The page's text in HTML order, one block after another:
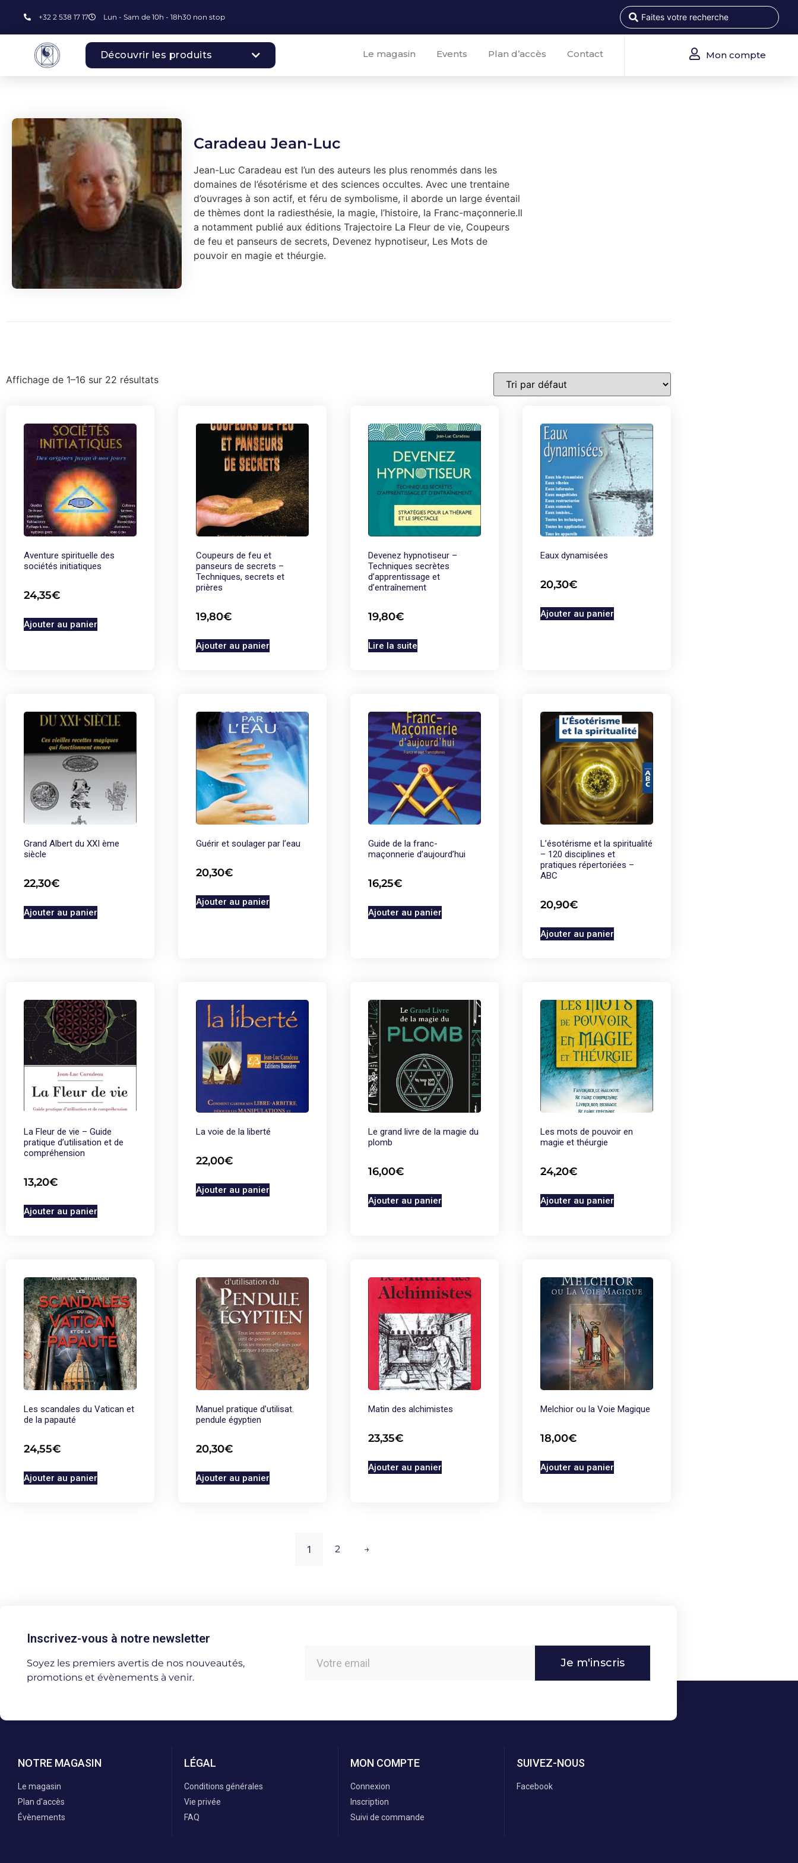
+32 2 538 17 17 Lun - Sam de 10h - 18h30 non stop
Découvrir les produits Le magasin Events Plan d’accès Contact Mon compte
Caradeau Jean-Luc
Jean-Luc Caradeau est l’un des auteurs les plus renommés dans les
domaines de l’ésotérisme et des sciences occultes. Avec une trentaine
d’ouvrages à son actif, et féru de symbolisme, il aborde un large éventail
de thèmes dont la radiesthésie, la magie, l’histoire, la Franc-maçonnerie.Il
a notamment publié aux éditions Trajectoire La Fleur de vie, Coupeurs
de feu et panseurs de secrets, Devenez hypnotiseur, Les Mots de
pouvoir en magie et théurgie.
Affichage de 1–16 sur 22 résultats
Aventure spirituelle des
sociétés initiatiques
24,35€
Ajouter au panier
Coupeurs de feu et
panseurs de secrets –
Techniques, secrets et
prières
19,80€
Ajouter au panier
Devenez hypnotiseur –
Techniques secrètes
d’apprentissage et
d’entraînement
19,80€
Lire la suite
Eaux dynamisées
20,30€
Ajouter au panier
Grand Albert du XXI ème
siècle
22,30€
Ajouter au panier
Guérir et soulager par l’eau
20,30€
Ajouter au panier
Guide de la franc-
maçonnerie d’aujourd’hui
16,25€
Ajouter au panier
L’ésotérisme et la spiritualité
– 120 disciplines et
pratiques répertoriées –
ABC
20,90€
Ajouter au panier
La Fleur de vie – Guide
pratique d’utilisation et de
compréhension
13,20€
Ajouter au panier
La voie de la liberté
22,00€
Ajouter au panier
Le grand livre de la magie du
plomb
16,00€
Ajouter au panier
Les mots de pouvoir en
magie et théurgie
24,20€
Ajouter au panier
Les scandales du Vatican et
de la papauté
24,55€
Ajouter au panier
Manuel pratique d’utilisat.
pendule égyptien
20,30€
Ajouter au panier
Matin des alchimistes
23,35€
Ajouter au panier
Melchior ou la Voie Magique
18,00€
Ajouter au panier
1 2 →
Inscrivez-vous à notre newsletter
Soyez les premiers avertis de nos nouveautés,
promotions et évènements à venir.
Je m'inscris
NOTRE MAGASIN
Le magasin
Plan d'accès
Évènements
LÉGAL
Conditions générales
Vie privée
FAQ
MON COMPTE
Connexion
Inscription
Suivi de commande
SUIVEZ-NOUS
Facebook